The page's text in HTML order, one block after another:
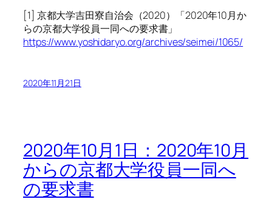
[1] 京都大学吉田寮自治会（2020）「2020年10月か
らの京都大学役員一同への要求書」
https://www.yoshidaryo.org/archives/seimei/1065/
2020年11月21日
2020年10月1日：2020年10月
からの京都大学役員一同へ
の要求書